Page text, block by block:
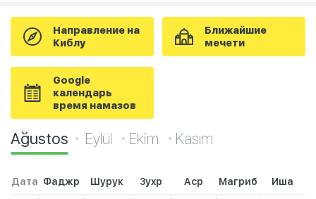
Направление на
Киблу
Ближайшие
мечети
Google
календарь
время намазов
Ağustos Eylül Ekim Kasım
Дата Фаджр Шурук Зухр Аср Магриб Иша